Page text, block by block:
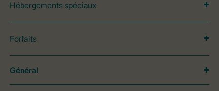
Hébergements spéciaux
Forfaits
Général